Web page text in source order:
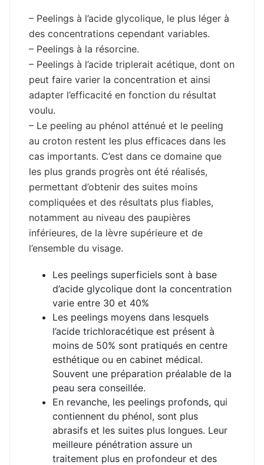
– Peelings à l’acide glycolique, le plus léger à
des concentrations cependant variables.
– Peelings à la résorcine.
– Peelings à l’acide triplerait acétique, dont on
peut faire varier la concentration et ainsi
adapter l’efficacité en fonction du résultat
voulu.
– Le peeling au phénol atténué et le peeling
au croton restent les plus efficaces dans les
cas importants. C’est dans ce domaine que
les plus grands progrès ont été réalisés,
permettant d’obtenir des suites moins
compliquées et des résultats plus fiables,
notamment au niveau des paupières
inférieures, de la lèvre supérieure et de
l’ensemble du visage.
Les peelings superficiels sont à base
d’acide glycolique dont la concentration
varie entre 30 et 40%
Les peelings moyens dans lesquels
l’acide trichloracétique est présent à
moins de 50% sont pratiqués en centre
esthétique ou en cabinet médical.
Souvent une préparation préalable de la
peau sera conseillée.
En revanche, les peelings profonds, qui
contiennent du phénol, sont plus
abrasifs et les suites plus longues. Leur
meilleure pénétration assure un
traitement plus en profondeur et des